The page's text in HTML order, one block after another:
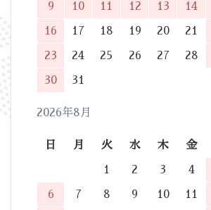
2026年8月
9 10 11 12 13 14
16 17 18 19 20 21
23 24 25 26 27 28
30 31
日 月 火 水 木 金
1 2 3 4
6 7 8 9 10 11